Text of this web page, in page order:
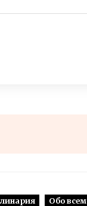
Обо всем